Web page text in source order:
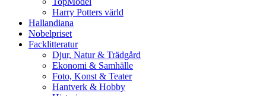
Harry Potters värld
Hallandiana
Nobelpriset
Facklitteratur
Djur, Natur & Trädgård
Ekonomi & Samhälle
Foto, Konst & Teater
Hantverk & Hobby